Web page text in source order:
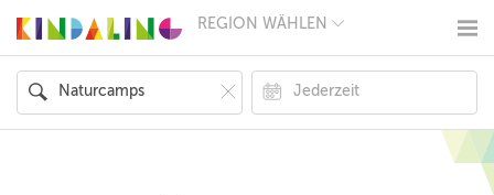
REGION WÄHLEN
MÜNCHEN
HAMBURG
FRANKFURT
KÖLN